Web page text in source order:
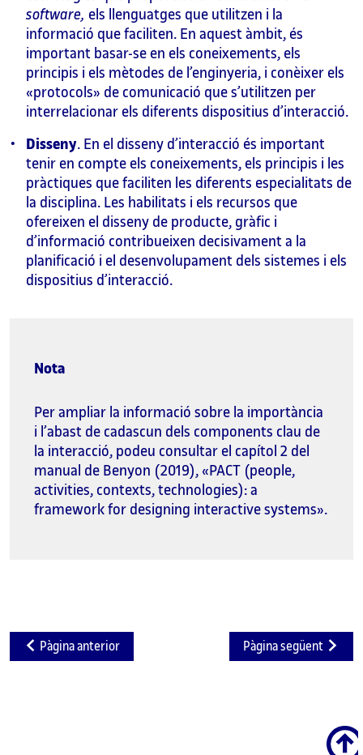
software, els llenguatges que utilitzen i la
informació que faciliten. En aquest àmbit, és
important basar-se en els coneixements, els
principis i els mètodes de l’enginyeria, i conèixer els
«protocols» de comunicació que s’utilitzen per
interrelacionar els diferents dispositius d’interacció.
Disseny. En el disseny d’interacció és important
tenir en compte els coneixements, els principis i les
pràctiques que faciliten les diferents especialitats de
la disciplina. Les habilitats i els recursos que
ofereixen el disseny de producte, gràfic i
d’informació contribueixen decisivament a la
planificació i el desenvolupament dels sistemes i els
dispositius d’interacció.
Nota
Per ampliar la informació sobre la importància
i l’abast de cadascun dels components clau de
la interacció, podeu consultar el capítol 2 del
manual de Benyon (2019), «PACT (people,
activities, contexts, technologies): a
framework for designing interactive systems».
Pàgina anterior Pàgina següent
Scroll